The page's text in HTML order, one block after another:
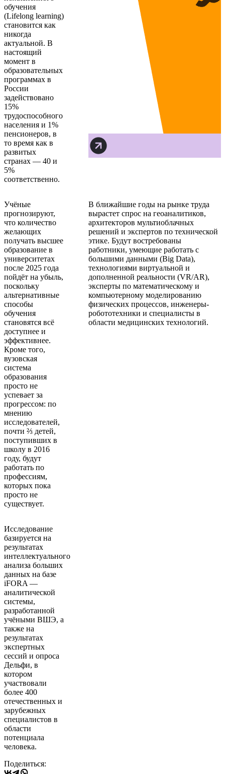
обучения
(Lifelong learning)
становится как
никогда
актуальной. В
настоящий
момент в
образовательных
программах в
России
задействовано
15%
трудоспособного
населения и 1%
пенсионеров, в
то время как в
развитых
странах — 40 и
5%
соответственно.
Учёные
прогнозируют,
что количество
желающих
получать высшее
образование в
университетах
после 2025 года
пойдёт на убыль,
поскольку
альтернативные
способы
обучения
становятся всё
доступнее и
эффективнее.
Кроме того,
вузовская
система
образования
просто не
успевает за
прогрессом: по
мнению
исследователей,
почти ⅔ детей,
поступивших в
школу в 2016
году, будут
работать по
профессиям,
которых пока
просто не
существует.
В ближайшие годы на рынке труда
вырастет спрос на геоаналитиков,
архитекторов мультиоблачных
решений и экспертов по технической
этике. Будут востребованы
работники, умеющие работать с
большими данными (Big Data),
технологиями виртуальной и
дополненной реальности (VR/AR),
эксперты по математическому и
компьютерному моделированию
физических процессов, инженеры-
робототехники и специалисты в
области медицинских технологий.
Исследование
базируется на
результатах
интеллектуального
анализа больших
данных на базе
iFORA —
аналитической
системы,
разработанной
учёными ВШЭ, а
также на
результатах
экспертных
сессий и опроса
Дельфи, в
котором
участвовали
более 400
отечественных и
зарубежных
специалистов в
области
потенциала
человека.
Поделиться: